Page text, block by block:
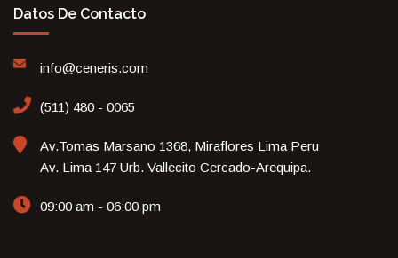
Datos De Contacto
info@ceneris.com
(511) 480 - 0065
Av.Tomas Marsano 1368, Miraflores Lima Peru
Av. Lima 147 Urb. Vallecito Cercado-Arequipa.
09:00 am - 06:00 pm